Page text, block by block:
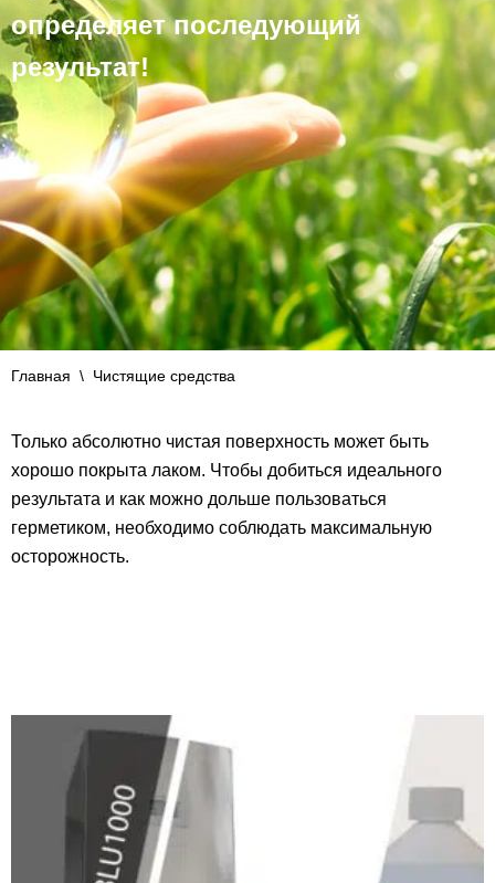
определяет последующий
результат!
Главная \ Чистящие средства
Только абсолютно чистая поверхность может быть
хорошо покрыта лаком. Чтобы добиться идеального
результата и как можно дольше пользоваться
герметиком, необходимо соблюдать максимальную
осторожность.